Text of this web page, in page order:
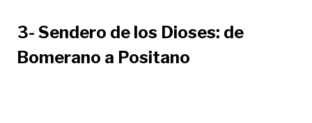
3- Sendero de los Dioses: de
Bomerano a Positano